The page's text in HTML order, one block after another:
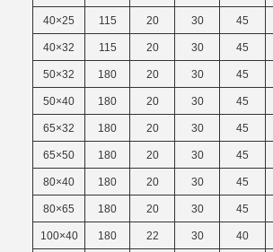
40×25 115 20 30 45
40×32 115 20 30 45
50×32 180 20 30 45
50×40 180 20 30 45
65×32 180 20 30 45
65×50 180 20 30 45
80×40 180 20 30 45
80×65 180 20 30 45
100×40 180 22 30 40